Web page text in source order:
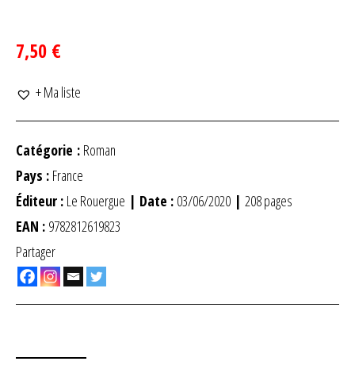
7,50 €
+ Ma liste
Catégorie : Roman
Pays : France
Éditeur : Le Rouergue | Date : 03/06/2020 | 208 pages
EAN : 9782812619823
Partager